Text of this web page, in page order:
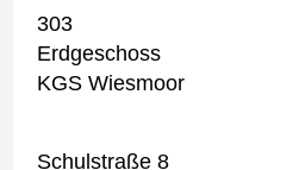
303
Erdgeschoss
KGS Wiesmoor
Schulstraße 8